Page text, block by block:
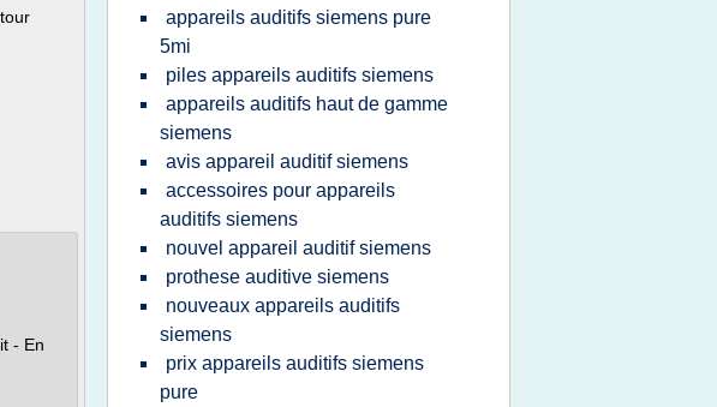
- En
appareils auditifs siemens pure
5mi
piles appareils auditifs siemens
appareils auditifs haut de gamme
siemens
avis appareil auditif siemens
accessoires pour appareils
auditifs siemens
nouvel appareil auditif siemens
prothese auditive siemens
nouveaux appareils auditifs
siemens
prix appareils auditifs siemens
pure